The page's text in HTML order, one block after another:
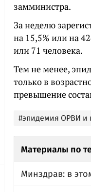
замминистра.
За неделю
на 15,5% или на
или 71 человека.
Тем не менее,
только в
превышение
#эпидемия ОРВИ и
Материалы по
Минздрав: в